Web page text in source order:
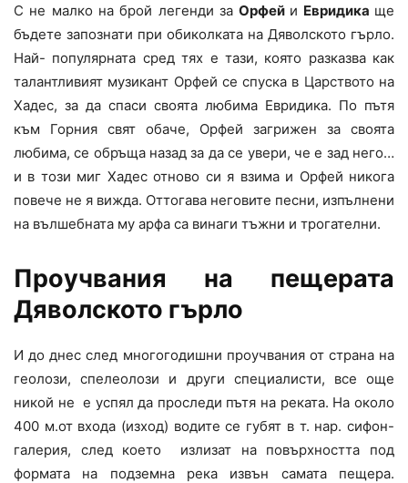
С не малко на брой легенди заОрфей и Евридика ще
бъдете запознати при обиколката на Дяволското гърло.
Най- популярната сред тях е тази, която разказва как
талантливият музикант Орфей се спуска в Царството на
Хадес, за да спаси своята любима Евридика. По пътя
към Горния свят обаче, Орфей загрижен за своята
любима, се обръща назад за да се увери, че е зад него…
и в този миг Хадес отново си я взима и Орфей никога
повече не я вижда. Оттогава неговите песни, изпълнени
на вълшебната му арфа са винаги тъжни и трогателни.
Проучвания на пещерата
Дяволското гърло
И до днес след многогодишни проучвания от страна на
геолози, спелеолози и други специалисти, все още
никой не е успял да проследи пътя на реката. На около
400 м.от входа (изход) водите се губят в т. нар. сифон-
галерия, след което излизат на повърхността под
формата на подземна река извън самата пещера.